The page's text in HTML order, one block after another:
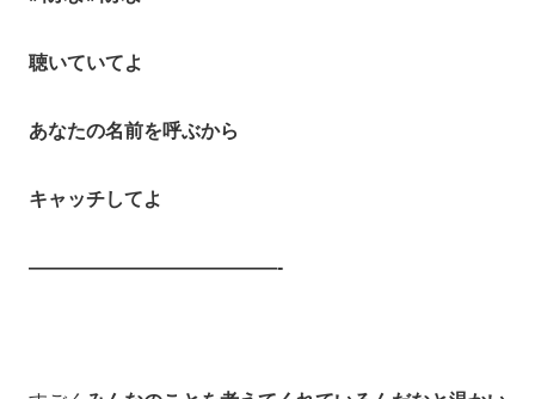
聴いていてよ
あなたの名前を呼ぶから
キャッチしてよ
—————————————-